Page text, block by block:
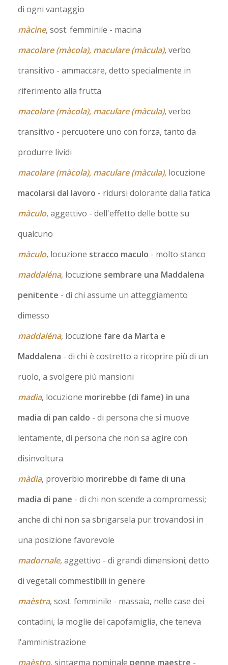
di ogni vantaggio
màcine, sost. femminile - macina
macolare (màcola), maculare (màcula), verbo
transitivo - ammaccare, detto specialmente in
riferimento alla frutta
macolare (màcola), maculare (màcula), verbo
transitivo - percuotere uno con forza, tanto da
produrre lividi
macolare (màcola), maculare (màcula), locuzione
macolarsi dal lavoro - ridursi dolorante dalla fatica
màculo, aggettivo - dell'effetto delle botte su
qualcuno
màculo, locuzione stracco maculo - molto stanco
maddaléna, locuzione sembrare una Maddalena
penitente - di chi assume un atteggiamento
dimesso
maddaléna, locuzione fare da Marta e
Maddalena - di chi è costretto a ricoprire più di un
ruolo, a svolgere più mansioni
madia, locuzione morirebbe (di fame) in una
madia di pan caldo - di persona che si muove
lentamente, di persona che non sa agire con
disinvoltura
màdia, proverbio morirebbe di fame di una
madia di pane - di chi non scende a compromessi;
anche di chi non sa sbrigarsela pur trovandosi in
una posizione favorevole
madornale, aggettivo - di grandi dimensioni; detto
di vegetali commestibili in genere
maèstra, sost. femminile - massaia, nelle case dei
contadini, la moglie del capofamiglia, che teneva
l'amministrazione
maèstro, sintagma nominale penne maestre -